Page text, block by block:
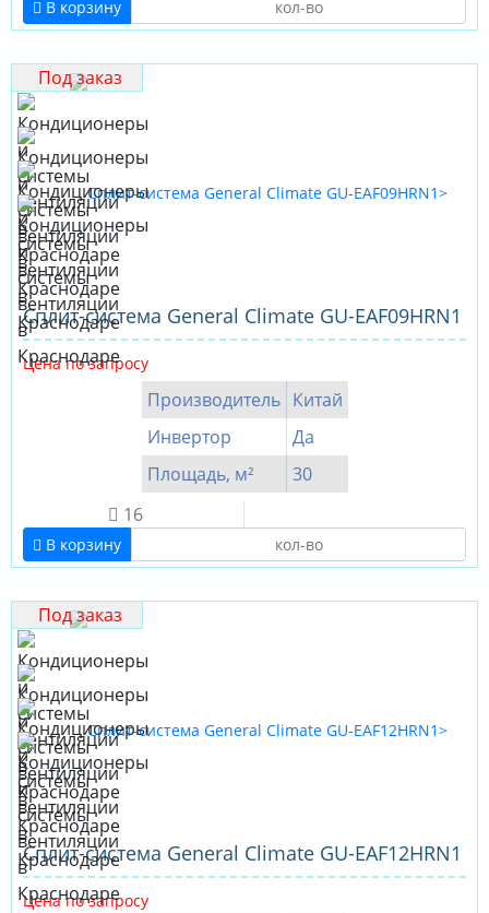
В корзину
Под заказ
Cплит-система General Climate GU-EAF09HRN1
Цена по запросу
Производитель Китай
Инвертор
Да
Площадь, м²
30
16
В корзину
Под заказ
Cплит-система General Climate GU-EAF12HRN1
Цена по запросу